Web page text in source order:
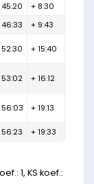
45:20
+ 8:30
46:33 + 9:43
52:30 + 15:40
53:02 + 16:12
56:03 + 19:13
56:23 + 19:33
: 1, KS koef.: